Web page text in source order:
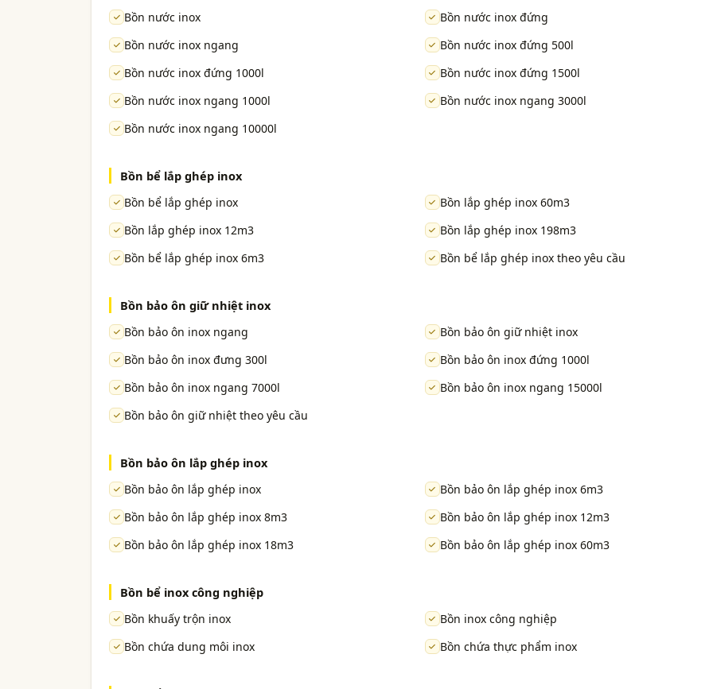
Bồn nước inox
Bồn nước inox đứng
Bồn nước inox ngang
Bồn nước inox đứng 500l
Bồn nước inox đứng 1000l
Bồn nước inox đứng 1500l
Bồn nước inox ngang 1000l
Bồn nước inox ngang 3000l
Bồn nước inox ngang 10000l
Bồn bể lắp ghép inox
Bồn bể lắp ghép inox
Bồn lắp ghép inox 60m3
Bồn lắp ghép inox 12m3
Bồn lắp ghép inox 198m3
Bồn bể lắp ghép inox 6m3
Bồn bể lắp ghép inox theo yêu cầu
Bồn bảo ôn giữ nhiệt inox
Bồn bảo ôn inox ngang
Bồn bảo ôn giữ nhiệt inox
Bồn bảo ôn inox đưng 300l
Bồn bảo ôn inox đứng 1000l
Bồn bảo ôn inox ngang 7000l
Bồn bảo ôn inox ngang 15000l
Bồn bảo ôn giữ nhiệt theo yêu cầu
Bồn bảo ôn lắp ghép inox
Bồn bảo ôn lắp ghép inox
Bồn bảo ôn lắp ghép inox 6m3
Bồn bảo ôn lắp ghép inox 8m3
Bồn bảo ôn lắp ghép inox 12m3
Bồn bảo ôn lắp ghép inox 18m3
Bồn bảo ôn lắp ghép inox 60m3
Bồn bể inox công nghiệp
Bồn khuấy trộn inox
Bồn inox công nghiệp
Bồn chứa dung môi inox
Bồn chứa thực phẩm inox